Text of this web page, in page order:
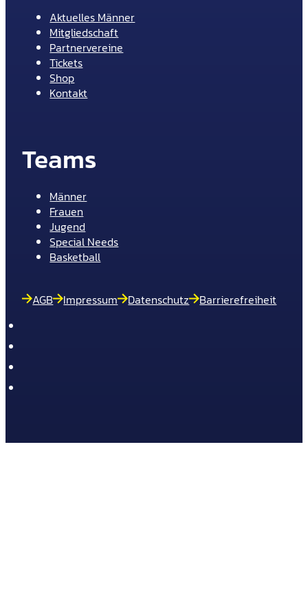
Aktuelles Männer
Mitgliedschaft
Partnervereine
Tickets
Shop
Kontakt
Teams
Männer
Frauen
Jugend
Special Needs
Basketball
AGB Impressum Datenschutz Barrierefreiheit